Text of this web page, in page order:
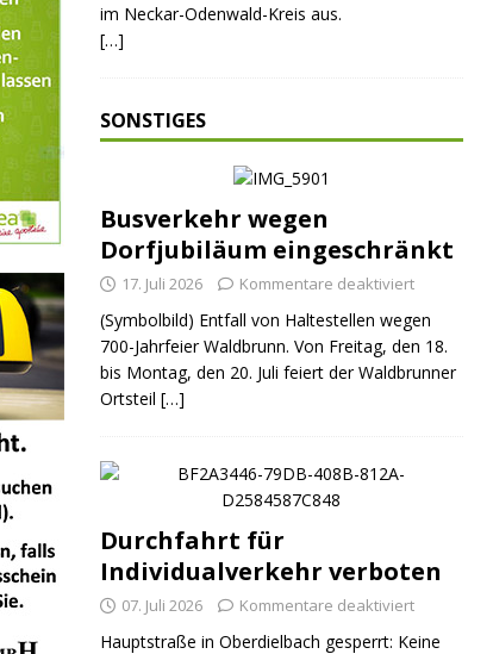
im Neckar-Odenwald-Kreis aus.
[…]
SONSTIGES
Busverkehr wegen
Dorfjubiläum eingeschränkt
17. Juli 2026 Kommentare deaktiviert
(Symbolbild) Entfall von Haltestellen wegen
700-Jahrfeier Waldbrunn. Von Freitag, den 18.
bis Montag, den 20. Juli feiert der Waldbrunner
Ortsteil […]
Durchfahrt für
Individualverkehr verboten
07. Juli 2026 Kommentare deaktiviert
Hauptstraße in Oberdielbach gesperrt: Keine